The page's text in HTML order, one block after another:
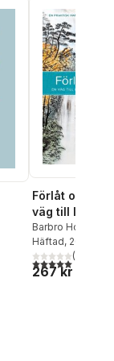
Förlåt och bli
väg till lugn,
och
Barbro Holm
Häftad, 2026
5,0utav 5(
267 kr